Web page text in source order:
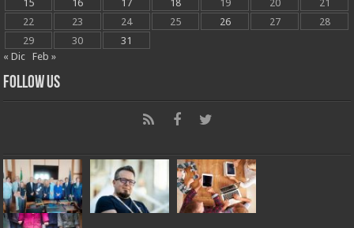
15
16 17 18 19 20
21
22
23 24 25 26 27
28
29
30
31
« Dic
Feb »
Follow Us